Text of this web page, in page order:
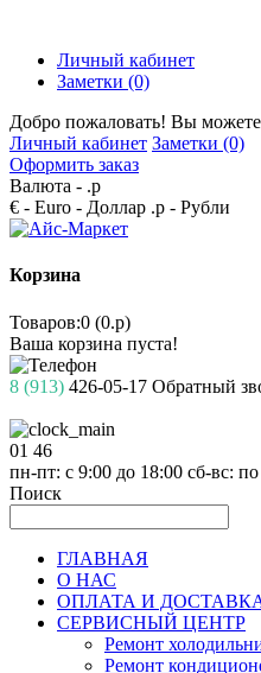
Личный кабинет
Заметки (0)
Добро пожаловать! Вы можете
Личный кабинет Заметки (0)
Оформить заказ
Валюта - .р
€ - Euro - Доллар .р - Рубли
Корзина
Товаров:0 (0.р)
Ваша корзина пуста!
8 (913) 426-05-17 Обратный
01 46
пн-пт: с 9:00 до 18:00 сб-вс:
Поиск
ГЛАВНАЯ
О НАС
ОПЛАТА И
СЕРВИСНЫЙ ЦЕНТР
Ремонт
Ремонт